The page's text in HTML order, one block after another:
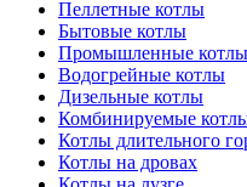
Пеллетные котлы
Бытовые котлы
Промышленные котлы
Водогрейные котлы
Дизельные котлы
Комбинируемые
Котлы длительного
Котлы на дровах